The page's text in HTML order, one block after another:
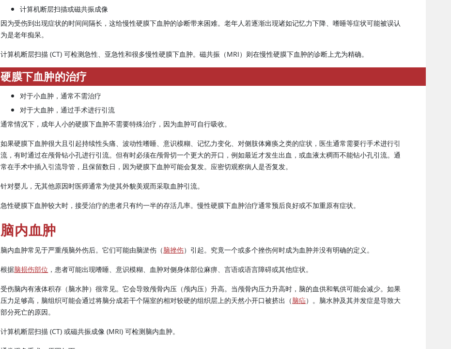
计算机断层扫描或磁共振成像
因为受伤到出现症状的时间间隔长，这给慢性硬膜下血肿的诊断带来困难。老年人若逐渐出现诸如记忆力下降、嗜睡等症状可能被误认
为是老年痴呆。
计算机断层扫描 (CT) 可检测急性、亚急性和很多慢性硬膜下血肿。磁共振（MRI）则在慢性硬膜下血肿的诊断上尤为精确。
硬膜下血肿的治疗
对于小血肿，通常不需治疗
对于大血肿，通过手术进行引流
通常情况下，成年人小的硬膜下血肿不需要特殊治疗，因为血肿可自行吸收。
如果硬膜下血肿很大且引起持续性头痛、波动性嗜睡、意识模糊、记忆力变化、对侧肢体瘫痪之类的症状，医生通常需要行手术进行引
流，有时通过在颅骨钻小孔进行引流。但有时必须在颅骨切一个更大的开口，例如最近才发生出血，或血液太稠而不能钻小孔引流。通
常在手术中插入引流导管，且保留数日，因为硬膜下血肿可能会复发。应密切观察病人是否复发。
针对婴儿，无其他原因时医师通常为使其外貌美观而采取血肿引流。
急性硬膜下血肿较大时，接受治疗的患者只有约一半的存活几率。慢性硬膜下血肿治疗通常预后良好或不加重原有症状。
脑内血肿
脑内血肿常见于严重颅脑外伤后。它们可能由脑淤伤（脑挫伤）引起。究竟一个或多个挫伤何时成为血肿并没有明确的定义。
根据脑损伤部位 ，患者可能出现嗜睡、意识模糊、血肿对侧身体部位麻痹、言语或语言障碍或其他症状。
受伤脑内有液体积存（脑水肿）很常见。它会导致颅骨内压（颅内压）升高。当颅骨内压力升高时，脑的血供和氧供可能会减少。如果
压力足够高，脑组织可能会通过将脑分成若干个隔室的相对较硬的组织层上的天然小开口被挤出（脑疝）。脑水肿及其并发症是导致大
部分死亡的原因。
计算机断层扫描 (CT) 或磁共振成像 (MRI) 可检测脑内血肿。